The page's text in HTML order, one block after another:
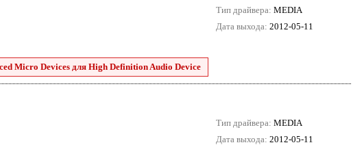
Тип драйвера: MEDIA
Дата выхода: 2012-05-11
Micro Devices для High Definition Audio Device
Тип драйвера: MEDIA
Дата выхода: 2012-05-11